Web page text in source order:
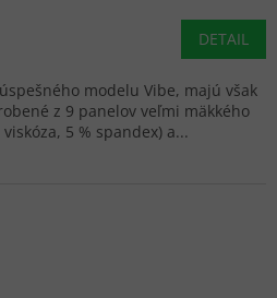
DETAIL
modelu Vibe, majú však
z 9 panelov veľmi mäkkého
5 % spandex) a...